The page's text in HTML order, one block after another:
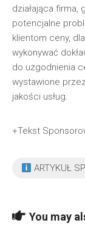
działająca firma,
potencjalne
klientom ceny,
wykonywać
do uzgodnienia
wystawione
jakości usług.
+Tekst
ARTYKUŁ
You may